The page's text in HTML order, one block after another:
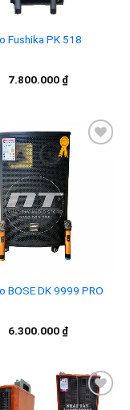
Fushika PK 518
7.800.000 ₫
BOSE DK 9999 PRO
6.300.000 ₫